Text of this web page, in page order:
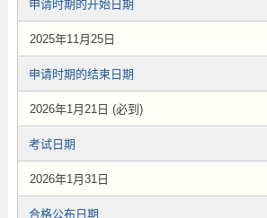
申请时期的开始日期
2025年11月25日
申请时期的结束日期
2026年1月21日 (必到)
考试日期
2026年1月31日
合格公布日期